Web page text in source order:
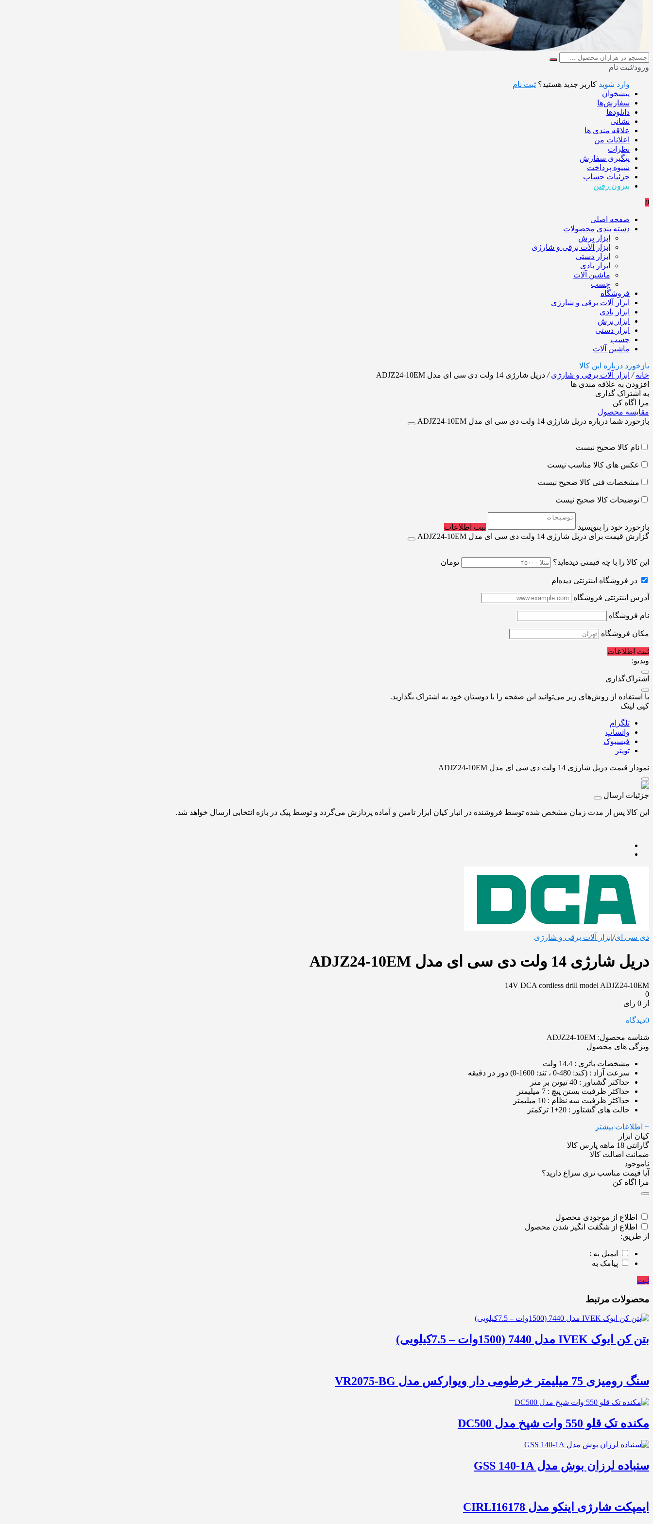
ورود/ثبت نام
وارد شوید کاربر جدید هستید؟ ثبت نام
پیشخوان
سفارش‌ها
دانلودها
نشانی
علاقه مندی ها
اعلانات من
نظرات
پیگیری سفارش
شیوه پرداخت
جزئیات حساب
بیرون رفتن
0
صفحه اصلی
دسته بندی محصولات
ابزار برش
ابزار آلات برقی و شارژی
ابزار دستی
ابزار بادی
ماشین آلات
چسب
فروشگاه
ابزار آلات برقی و شارژی
ابزار بادی
ابزار برش
ابزار دستی
چسب
ماشین آلات
بازخورد درباره این کالا
خانه/ ابزار آلات برقی و شارژی/ دریل شارژی 14 ولت دی سی ای مدل ADJZ24-10EM
افزودن به علاقه مندی ها
به اشتراک گذاری
مرا اگاه کن
مقایسه محصول
بازخورد شما درباره دریل شارژی 14 ولت دی سی ای مدل ADJZ24-10EM
نام کالا صحیح نیست
عکس های کالا مناسب نیست
مشخصات فنی کالا صحیح نیست
توضیحات کالا صحیح نیست
بازخورد خود را بنویسید
ثبت اطلاعات
گزارش قیمت برای دریل شارژی 14 ولت دی سی ای مدل ADJZ24-10EM
این کالا را با چه قیمتی دیده‌اید؟ تومان
در فروشگاه اینترنتی دیده‌ام
آدرس اینترنتی فروشگاه
نام فروشگاه
مکان فروشگاه
ثبت اطلاعات
ویدیو:
اشتراک‌گذاری
با استفاده از روش‌های زیر می‌توانید این صفحه را با دوستان خود به اشتراک بگذارید.
کپی لینک
تلگرام
واتساپ
فیسبوک
تویتر
نمودار قیمت دریل شارژی 14 ولت دی سی ای مدل ADJZ24-10EM
جزئیات ارسال
این کالا پس از مدت زمان مشخص شده توسط فروشنده در انبار کیان ابزار تامین و آماده پردازش می‌گردد و توسط پیک در بازه انتخابی ارسال خواهد شد.
دی سی ای/ ابزار آلات برقی و شارژی
دریل شارژی 14 ولت دی سی ای مدل ADJZ24-10EM
14V DCA cordless drill model ADJZ24-10EM
0
از 0 رای
0دیدگاه
شناسه محصول: ADJZ24-10EM
ویژگی های محصول
مشخصات باتری : 14.4 ولت
سرعت آزاد : (کند: 480-0 ، تند: 1600-0) دور در دقیقه
حداکثر گشتاور : 40 تیوتن بر متر
حداکثر ظرفیت بستن پیچ : 7 میلیمتر
حداکثر ظرفیت سه نظام : 10 میلیمتر
حالت های گشتاور : 20+1 ترکمتر
+ اطلاعات بیشتر
کیان ابزار
گارانتی 18 ماهه پارس کالا
ضمانت اصالت کالا
ناموجود
آیا قیمت مناسب تری سراغ دارید؟
مرا اگاه کن
اطلاع از موجودی محصول
اطلاع از شگفت انگیز شدن محصول
از طریق:
ایمیل به :
پیامک به
ثبت
محصولات مرتبط
بتن کن ایوک IVEK مدل 7440 (1500وات – 7.5کیلویی)
سنگ رومیزی 75 میلیمتر خرطومی دار ویوارکس مدل VR2075-BG
مکنده تک قلو 550 وات شپخ مدل DC500
سنباده لرزان بوش مدل GSS 140-1A
ایمپکت شارژی اینکو مدل CIRLI16178